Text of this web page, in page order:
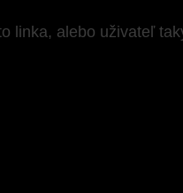
linka, alebo uživateľ